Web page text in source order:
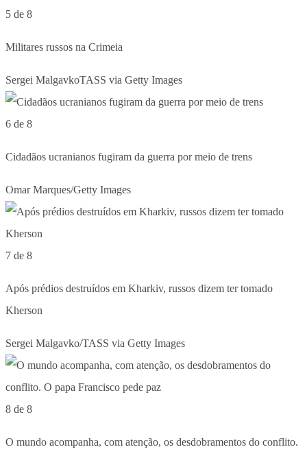
5 de 8
Militares russos na Crimeia
Sergei MalgavkoTASS via Getty Images
6 de 8
Cidadãos ucranianos fugiram da guerra por meio de trens
Omar Marques/Getty Images
7 de 8
Após prédios destruídos em Kharkiv, russos dizem ter tomado
Kherson
Sergei Malgavko/TASS via Getty Images
8 de 8
O mundo acompanha, com atenção, os desdobramentos do conflito.